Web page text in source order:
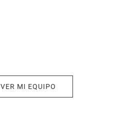
VER MI EQUIPO